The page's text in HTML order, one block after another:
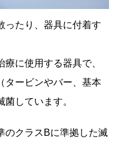
ったり、器具に付着す
に使用する器具で、
タービンやバー、基本
しています。
のクラスBに準拠した滅